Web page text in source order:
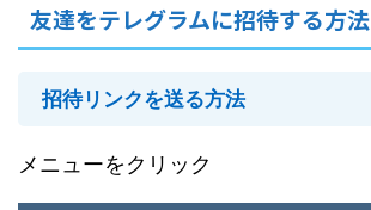
友達をテレグラムに招待する方法
招待リンクを送る方法
メニューをクリック